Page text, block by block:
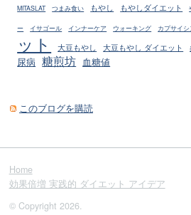
MITASLAT つまみ食い もやし もやしダイエット
ー イサゴール インナーケア ウォーキング カプサイシ
ット
大豆もやし 大豆もやし ダイエット
尿病 糖煎坊 血糖値
このブログを購読
Home
効果倍増 実践的 ダイエット アイデア
© Copyright 2026.